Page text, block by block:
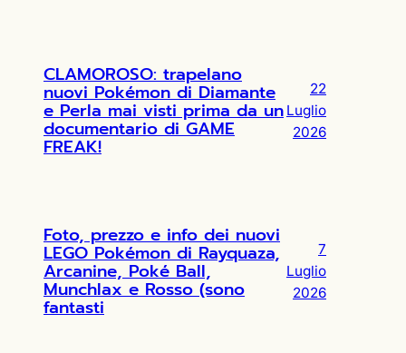
CLAMOROSO: trapelano
nuovi Pokémon di Diamante
e Perla mai visti prima da un
documentario di GAME
FREAK!
22
Luglio
2026
Foto, prezzo e info dei nuovi
LEGO Pokémon di Rayquaza,
Arcanine, Poké Ball,
Munchlax e Rosso (sono
fantasti
7
Luglio
2026